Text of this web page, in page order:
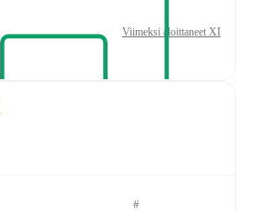
Viimeksi aloittaneet XI
#